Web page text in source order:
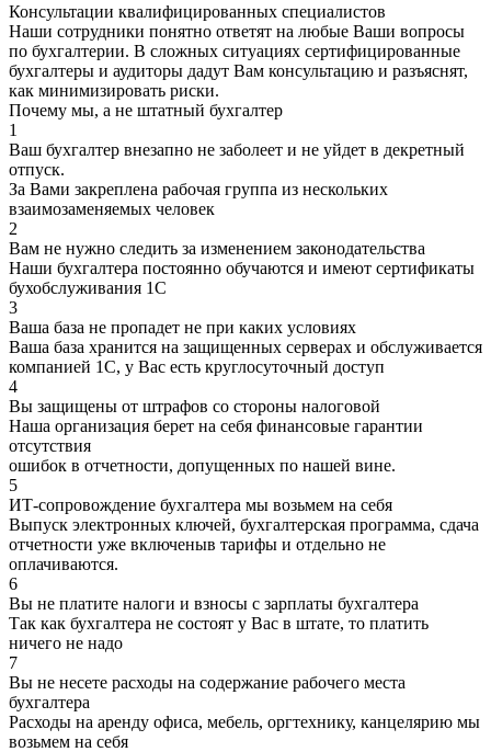
Консультации квалифицированных специалистов
Наши сотрудники понятно ответят на любые Ваши вопросы
по бухгалтерии. В сложных ситуациях сертифицированные
бухгалтеры и аудиторы дадут Вам консультацию и разъяснят,
как минимизировать риски.
Почему мы, а не штатный бухгалтер
1
Ваш бухгалтер внезапно не заболеет и не уйдет в декретный
отпуск.
За Вами закреплена рабочая группа из нескольких
взаимозаменяемых человек
2
Вам не нужно следить за изменением законодательства
Наши бухгалтера постоянно обучаются и имеют сертификаты
бухобслуживания 1С
3
Ваша база не пропадет не при каких условиях
Ваша база хранится на защищенных серверах и обслуживается
компанией 1С, у Вас есть круглосуточный доступ
4
Вы защищены от штрафов со стороны налоговой
Наша организация берет на себя финансовые гарантии
отсутствия
ошибок в отчетности, допущенных по нашей вине.
5
ИТ-сопровождение бухгалтера мы возьмем на себя
Выпуск электронных ключей, бухгалтерская программа, сдача
отчетности уже включеныв тарифы и отдельно не
оплачиваются.
6
Вы не платите налоги и взносы с зарплаты бухгалтера
Так как бухгалтера не состоят у Вас в штате, то платить
ничего не надо
7
Вы не несете расходы на содержание рабочего места
бухгалтера
Расходы на аренду офиса, мебель, оргтехнику, канцелярию мы
возьмем на себя